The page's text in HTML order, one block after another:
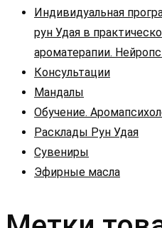
Индивидуальная
рун Удая в
ароматерапии.
Консультации
Мандалы
Обучение.
Расклады Рун Удая
Сувениры
Эфирные масла